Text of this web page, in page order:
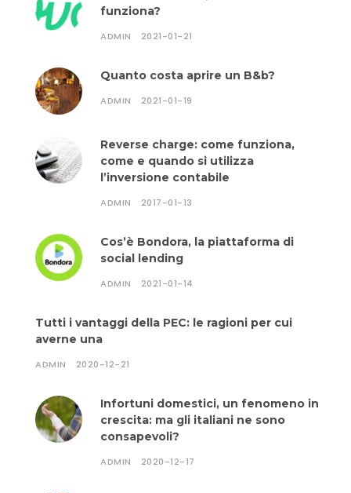
funziona?
ADMIN 2021-01-21
Quanto costa aprire un B&b?
ADMIN 2021-01-19
Reverse charge: come funziona,
come e quando si utilizza
l’inversione contabile
ADMIN 2017-01-13
Cos’è Bondora, la piattaforma di
social lending
ADMIN 2021-01-14
Tutti i vantaggi della PEC: le ragioni per cui
averne una
ADMIN 2020-12-21
Infortuni domestici, un fenomeno in
crescita: ma gli italiani ne sono
consapevoli?
ADMIN 2020-12-17